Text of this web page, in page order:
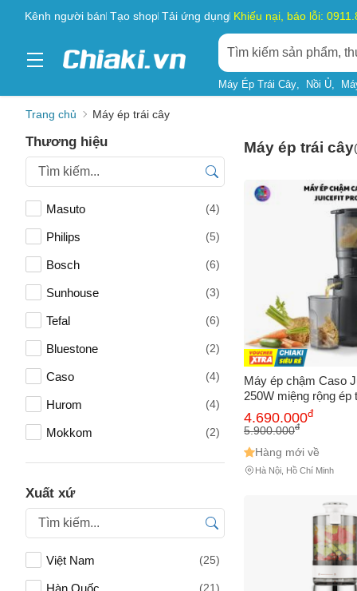
Kênh người bán Tạo shop Tải ứng dụng Khiếu nại, báo lỗi:
Máy Ép Trái Cây Nồi Ủ
Trang chủ Máy ép trái cây
Thương hiệu
Masuto (4)
Philips (5)
Bosch (6)
Sunhouse (3)
Tefal (6)
Bluestone (2)
Caso (4)
Hurom (4)
Mokkom (2)
Panasonic (2)
Kalpen
Nagakawa (1)
Xuất xứ
Việt Nam (25)
Hàn Quốc (21)
Máy ép trái cây(
Máy ép chậm Caso
250W miệng rộng ép
4.690.000đ
5.900.000đ
Hàng mới về
Hà Nội, Hồ Chí Minh
Tên của